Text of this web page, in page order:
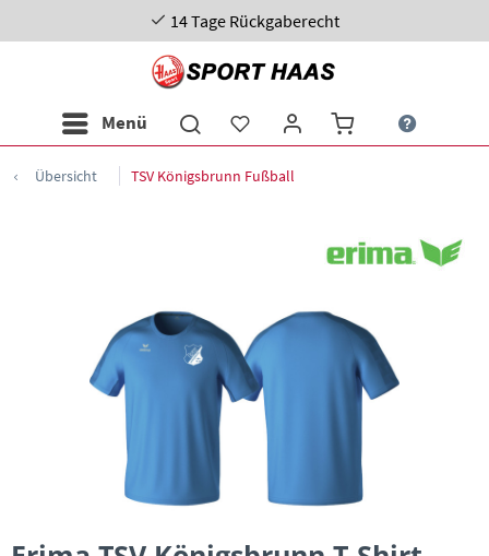
14 Tage Rückgaberecht
Menü
Übersicht TSV Königsbrunn Fußball